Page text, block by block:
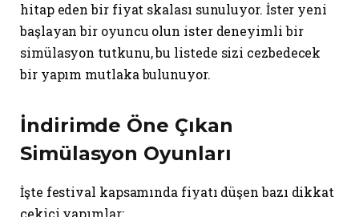
hitap eden bir fiyat skalası sunuluyor. İster yeni
başlayan bir oyuncu olun ister deneyimli bir
simülasyon tutkunu, bu listede sizi cezbedecek
bir yapım mutlaka bulunuyor.
İndirimde Öne Çıkan
Simülasyon Oyunları
İşte festival kapsamında fiyatı düşen bazı dikkat